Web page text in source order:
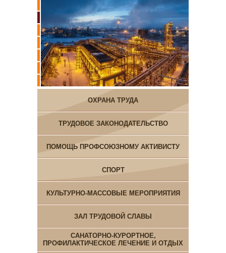
ОХРАНА ТРУДА
ТРУДОВОЕ ЗАКОНОДАТЕЛЬСТВО
ПОМОЩЬ ПРОФСОЮЗНОМУ АКТИВИСТУ
СПОРТ
КУЛЬТУРНО-МАССОВЫЕ МЕРОПРИЯТИЯ
ЗАЛ ТРУДОВОЙ СЛАВЫ
САНАТОРНО-КУРОРТНОЕ,
ПРОФИЛАКТИЧЕСКОЕ ЛЕЧЕНИЕ И ОТДЫХ